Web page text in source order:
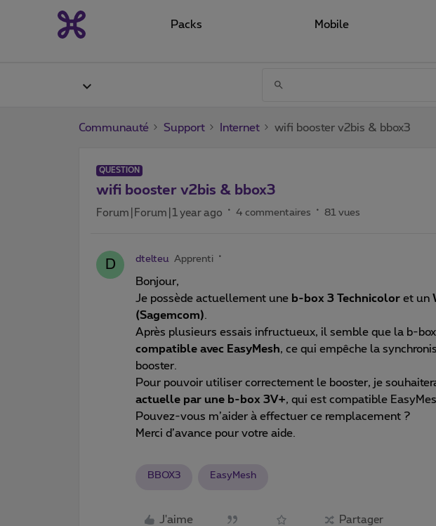
Packs Mobile
Communauté Support Internet wifi booster v2bis & bbox3
QUESTION
wifi booster v2bis & bbox3
Forum|Forum|1 year ago 4 commentaires 81 vues
D dtelteu Apprenti
Bonjour,
Je possède actuellement une b-box 3 Technicolor et un
(Sagemcom)
Après plusieurs essais infructueux, il semble que la b-
compatible avec EasyMesh, ce qui empêche la
booster.
Pour pouvoir utiliser correctement le booster, je
actuelle par une b-box 3V+, qui est compatible
Pouvez-vous m’aider à effectuer ce remplacement ?
Merci d’avance pour votre aide.
BBOX3 EasyMesh
J'aime Partager